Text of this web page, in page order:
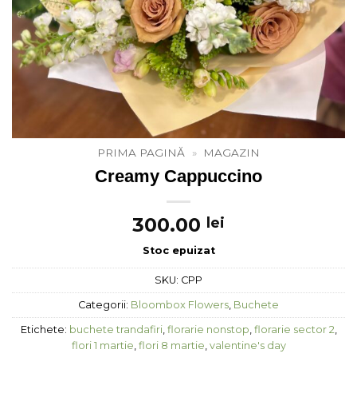
PRIMA PAGINĂ » MAGAZIN
Creamy Cappuccino
300.00 lei
Stoc epuizat
SKU: CPP
Categorii: Bloombox Flowers Buchete
Etichete: buchete trandafiri, florarie nonstop florarie sector 2
flori 1 martie flori 8 martie valentine's day